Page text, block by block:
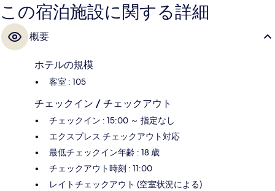
この宿泊施設に関する詳細
概要
ホテルの規模
客室 : 105
チェックイン / チェックアウト
チェックイン : 15:00 ～ 指定なし
エクスプレス チェックアウト対応
最低チェックイン年齢 : 18 歳
チェックアウト時刻 : 11:00
レイトチェックアウト (空室状況による)